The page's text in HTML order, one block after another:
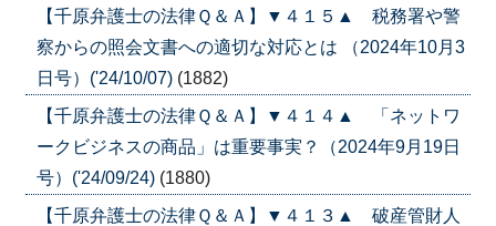
【千原弁護士の法律Ｑ＆Ａ】▼４１５▲ 税務署や警
察からの照会文書への適切な対応とは （2024年10月3
日号）('24/10/07) (1882)
【千原弁護士の法律Ｑ＆Ａ】▼４１４▲ 「ネットワ
ークビジネスの商品」は重要事実？（2024年9月19日
号）('24/09/24) (1880)
【千原弁護士の法律Ｑ＆Ａ】▼４１３▲ 破産管財人